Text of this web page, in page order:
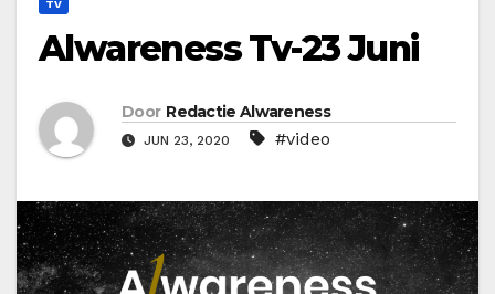
TV
Alwareness Tv-23 Juni
Door Redactie Alwareness
JUN 23, 2020 #video